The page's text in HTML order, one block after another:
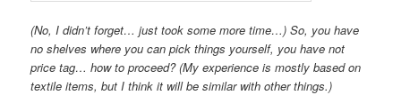
(No, I didn’t forget… just took some more time…) So, you have
no shelves where you can pick things yourself, you have not
price tag… how to proceed? (My experience is mostly based on
textile items, but I think it will be similar with other things.)